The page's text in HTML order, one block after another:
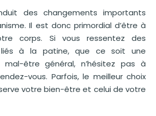
des changements importants
Il est donc primordial d’être à
corps. Si vous ressentez des
liés à la patine, que ce soit une
être général, n’hésitez pas à
vous. Parfois, le meilleur choix
votre bien-être et celui de votre